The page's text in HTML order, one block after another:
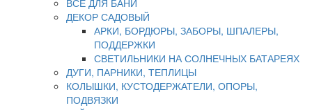
ВСЕ ДЛЯ БАНИ
ДЕКОР САДОВЫЙ
АРКИ, БОРДЮРЫ, ЗАБОРЫ, ШПАЛЕРЫ,
ПОДДЕРЖКИ
СВЕТИЛЬНИКИ НА СОЛНЕЧНЫХ БАТАРЕЯХ
ДУГИ, ПАРНИКИ, ТЕПЛИЦЫ
КОЛЫШКИ, КУСТОДЕРЖАТЕЛИ, ОПОРЫ,
ПОДВЯЗКИ